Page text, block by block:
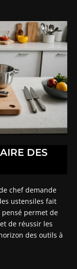
DES
chef demande
ustensiles fait
permet de
de réussir les
des outils à